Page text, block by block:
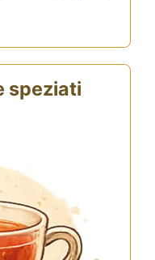
speziati